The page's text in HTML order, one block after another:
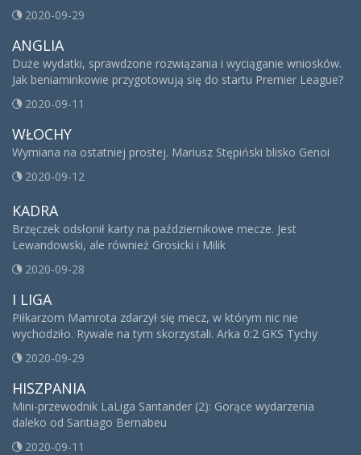
2020-09-29
ANGLIA
Duże wydatki, sprawdzone rozwiązania i wyciąganie wniosków.
Jak beniaminkowie przygotowują się do startu Premier League?
2020-09-11
WŁOCHY
Wymiana na ostatniej prostej. Mariusz Stępiński blisko Genoi
2020-09-12
KADRA
Brzęczek odsłonił karty na październikowe mecze. Jest
Lewandowski, ale również Grosicki i Milik
2020-09-28
I LIGA
Piłkarzom Mamrota zdarzył się mecz, w którym nic nie
wychodziło. Rywale na tym skorzystali. Arka 0:2 GKS Tychy
2020-09-29
HISZPANIA
Mini-przewodnik LaLiga Santander (2): Gorące wydarzenia
daleko od Santiago Bernabeu
2020-09-11